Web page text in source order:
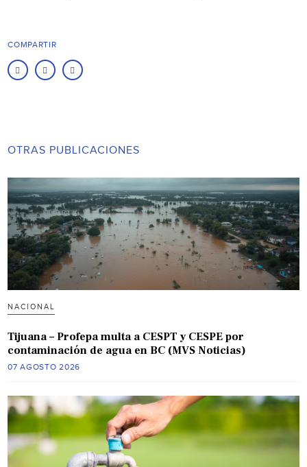
COMPARTIR
OTRAS PUBLICACIONES
NACIONAL
Tijuana – Profepa multa a CESPT y CESPE por
contaminación de agua en BC (MVS Noticias)
07 AGOSTO 2026